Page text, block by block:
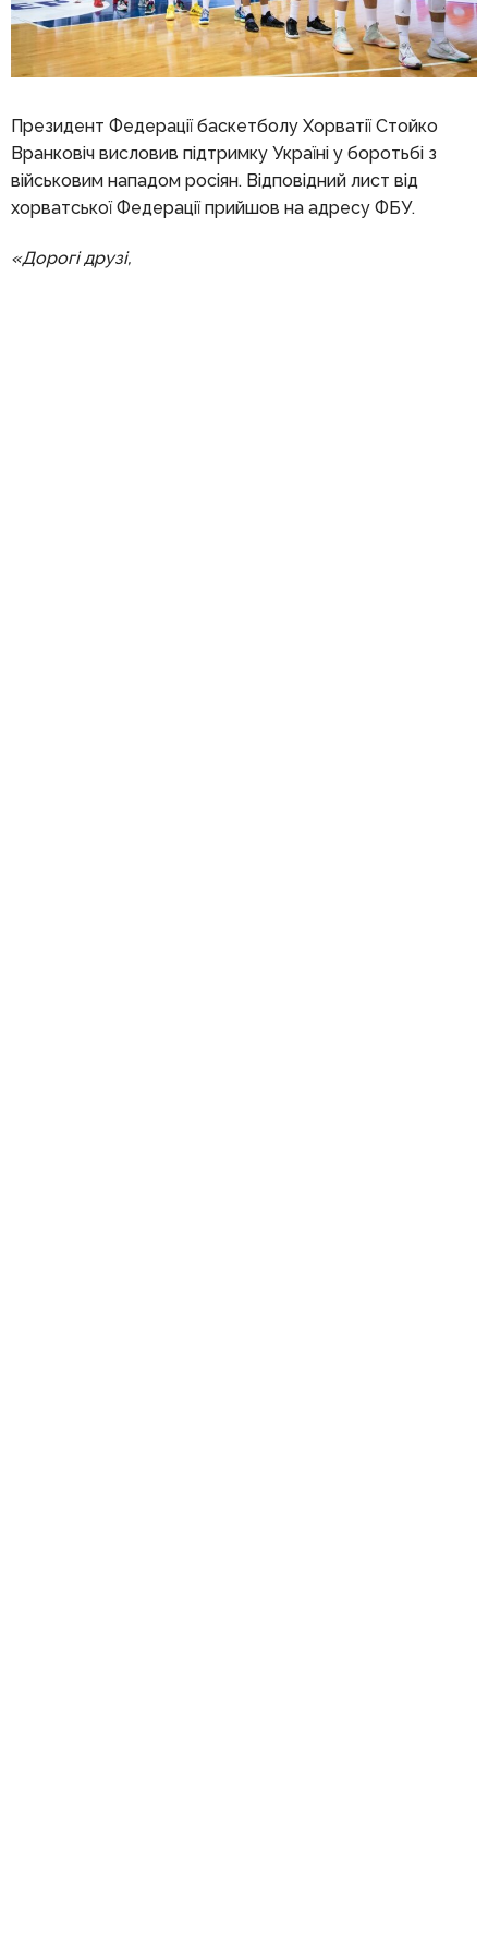
Президент Федерації баскетболу Хорватії Стойко
Вранковіч висловив підтримку Україні у боротьбі з
військовим нападом росіян. Відповідний лист від
хорватської Федерації прийшов на адресу ФБУ.
«Дорогі друзі,